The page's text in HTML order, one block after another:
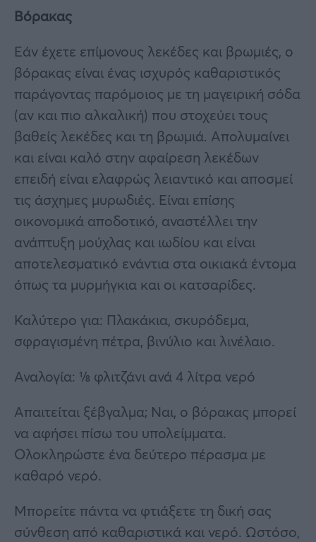
Βόρακας
Εάν έχετε επίμονους λεκέδες και βρωμιές, ο
βόρακας είναι ένας ισχυρός καθαριστικός
παράγοντας παρόμοιος με τη μαγειρική σόδα
(αν και πιο αλκαλική) που στοχεύει τους
βαθείς λεκέδες και τη βρωμιά. Απολυμαίνει
και είναι καλό στην αφαίρεση λεκέδων
επειδή είναι ελαφρώς λειαντικό και αποσμεί
τις άσχημες μυρωδιές. Είναι επίσης
οικονομικά αποδοτικό, αναστέλλει την
ανάπτυξη μούχλας και ιωδίου και είναι
αποτελεσματικό ενάντια στα οικιακά έντομα
όπως τα μυρμήγκια και οι κατσαρίδες.
Καλύτερο για: Πλακάκια, σκυρόδεμα,
σφραγισμένη πέτρα, βινύλιο και λινέλαιο.
Αναλογία: ⅛ φλιτζάνι ανά 4 λίτρα νερό
Απαιτείται ξέβγαλμα; Ναι, ο βόρακας μπορεί
να αφήσει πίσω του υπολείμματα.
Ολοκληρώστε ένα δεύτερο πέρασμα με
καθαρό νερό.
Μπορείτε πάντα να φτιάξετε τη δική σας
σύνθεση από καθαριστικά και νερό. Ωστόσο,